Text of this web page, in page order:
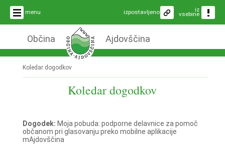
menu iz
vsebine
izpostavljeno
Občina Ajdovščina
Koledar dogodkov
Koledar dogodkov
Dogodek: Moja pobuda: podporne delavnice za pomoč
občanom pri glasovanju preko mobilne aplikacije
mAjdovščina